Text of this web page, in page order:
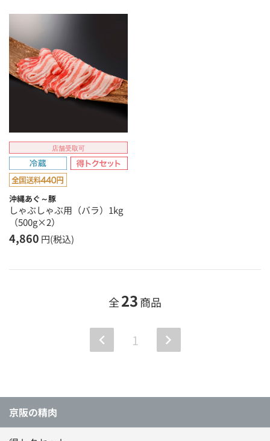
京阪の精肉
店舗受取可
沖縄あぐ～豚
しゃぶしゃぶ用（バラ）1kg
（500g×2）
4,860 円(税込)
全23商品
1